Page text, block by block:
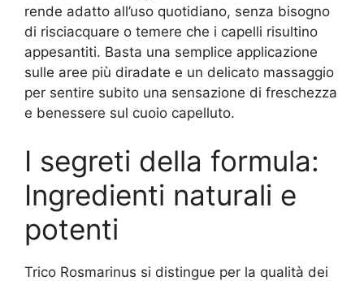
rende adatto all’uso quotidiano, senza bisogno
di risciacquare o temere che i capelli risultino
appesantiti. Basta una semplice applicazione
sulle aree più diradate e un delicato massaggio
per sentire subito una sensazione di freschezza
e benessere sul cuoio capelluto.
I segreti della formula:
Ingredienti naturali e
potenti
Trico Rosmarinus si distingue per la qualità dei